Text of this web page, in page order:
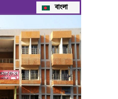
বাংলা
Next